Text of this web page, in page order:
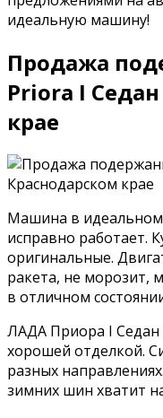
идеальную машину!
Продажа
Priora I
крае
Машина в идеальном
исправно работает.
оригинальные.
ракета, не морозит,
в отличном
ЛАДА Приора I Седан
хорошей отделкой.
разных
зимних шин хватит